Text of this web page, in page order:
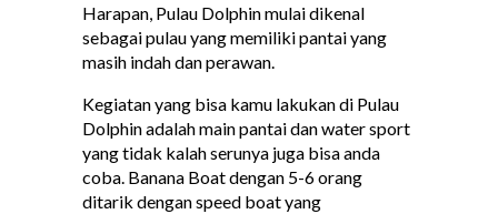
Harapan, Pulau Dolphin mulai dikenal
sebagai pulau yang memiliki pantai yang
masih indah dan perawan.
Kegiatan yang bisa kamu lakukan di Pulau
Dolphin adalah main pantai dan water sport
yang tidak kalah serunya juga bisa anda
coba. Banana Boat dengan 5-6 orang
ditarik dengan speed boat yang